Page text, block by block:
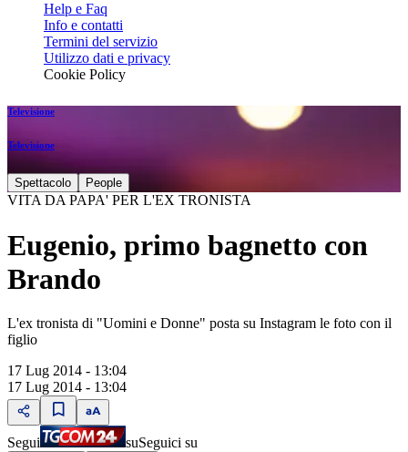
Help e Faq
Info e contatti
Termini del servizio
Utilizzo dati e privacy
Cookie Policy
Televisione
Televisione
Spettacolo People
VITA DA PAPA' PER L'EX TRONISTA
Eugenio, primo bagnetto con
Brando
L'ex tronista di "Uomini e Donne" posta su Instagram le foto con il
figlio
17 Lug 2014 - 13:04
17 Lug 2014 - 13:04
Segui suSeguici su